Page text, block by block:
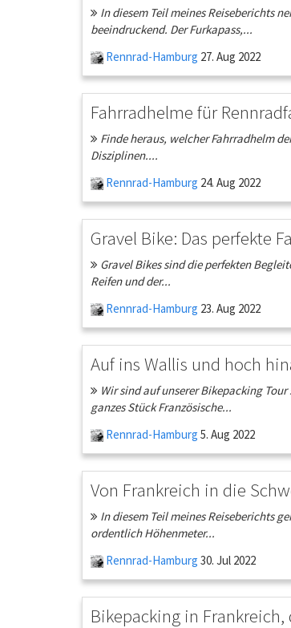
In diesem Teil meines Reiseberichts
beeindruckend. Der Furkapass,...
Rennrad-Hamburg 27. Aug 2022
Fahrradhelme für
Finde heraus, welcher Fahrradhelm
Disziplinen....
Rennrad-Hamburg 24. Aug 2022
Gravel Bike: Das perfekte
Gravel Bikes sind die perfekten
Reifen und der...
Rennrad-Hamburg 23. Aug 2022
Auf ins Wallis und hoch
Wir sind auf unserer Bikepacking
ganzes Stück Französische...
Rennrad-Hamburg 5. Aug 2022
Von Frankreich in die
In diesem Teil meines Reiseberichts
ordentlich Höhenmeter...
Rennrad-Hamburg 30. Jul 2022
Bikepacking in